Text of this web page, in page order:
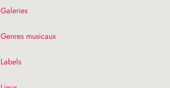
Galeries
Genres musicaux
Labels